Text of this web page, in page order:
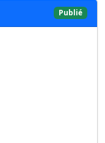
Publié